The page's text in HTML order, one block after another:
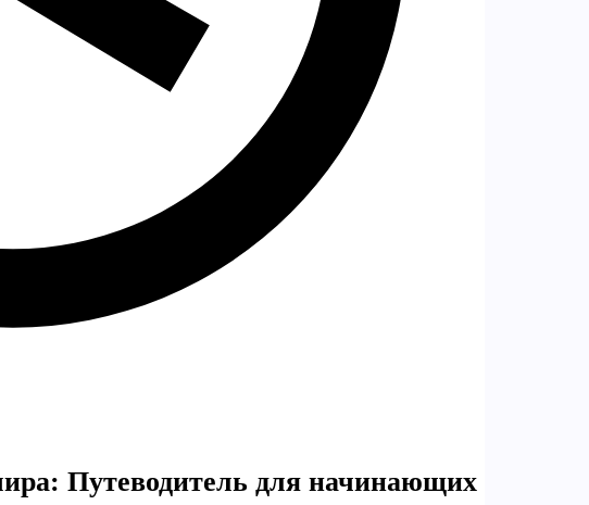
Путеводитель для начинающих